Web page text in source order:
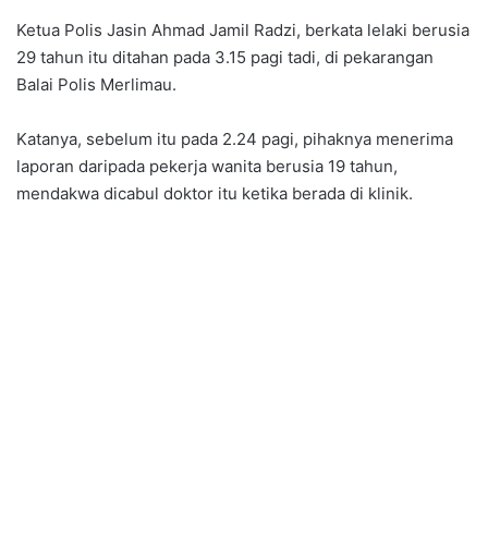
Ketua Polis Jasin Ahmad Jamil Radzi, berkata lelaki berusia
29 tahun itu ditahan pada 3.15 pagi tadi, di pekarangan
Balai Polis Merlimau.
Katanya, sebelum itu pada 2.24 pagi, pihaknya menerima
laporan daripada pekerja wanita berusia 19 tahun,
mendakwa dicabul doktor itu ketika berada di klinik.